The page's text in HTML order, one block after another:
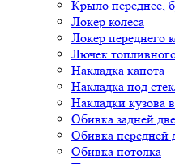
Крыло переднее,
Локер колеса
Локер переднего
Лючек
Накладка капота
Накладка под
Накладки кузова
Обивка задней
Обивка передней
Обивка потолка